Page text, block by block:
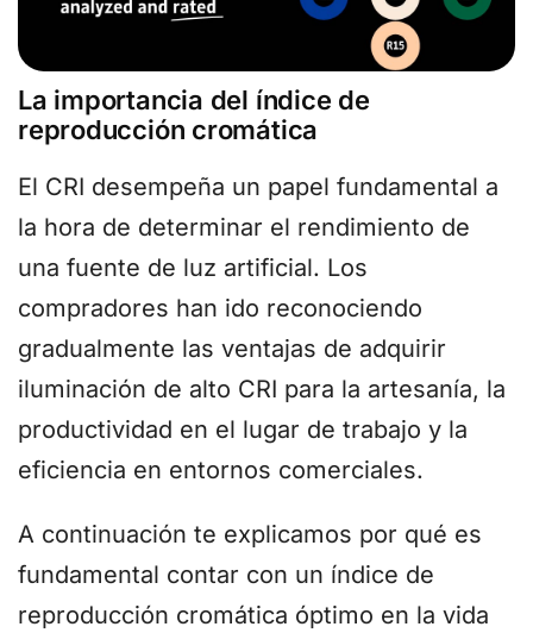
La importancia del índice de
reproducción cromática
El CRI desempeña un papel fundamental a
la hora de determinar el rendimiento de
una fuente de luz artificial. Los
compradores han ido reconociendo
gradualmente las ventajas de adquirir
iluminación de alto CRI para la artesanía, la
productividad en el lugar de trabajo y la
eficiencia en entornos comerciales.
A continuación te explicamos por qué es
fundamental contar con un índice de
reproducción cromática óptimo en la vida